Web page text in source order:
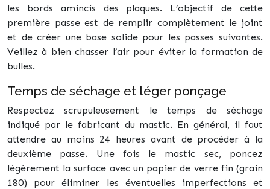
les bords amincis des plaques. L’objectif de cette
première passe est de remplir complètement le joint
et de créer une base solide pour les passes suivantes.
Veillez à bien chasser l’air pour éviter la formation de
bulles.
Temps de séchage et léger ponçage
Respectez scrupuleusement le temps de séchage
indiqué par le fabricant du mastic. En général, il faut
attendre au moins 24 heures avant de procéder à la
deuxième passe. Une fois le mastic sec, poncez
légèrement la surface avec un papier de verre fin (grain
180) pour éliminer les éventuelles imperfections et